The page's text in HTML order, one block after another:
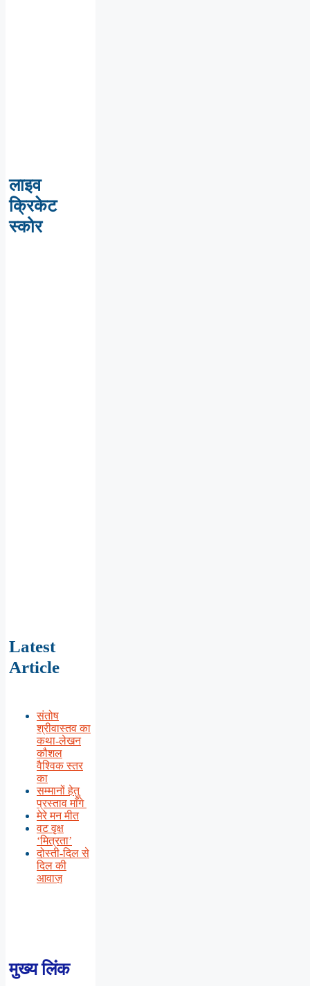
लाइव
क्रिकेट
स्कोर
Latest
Article
संतोष
श्रीवास्तव का
कथा-लेखन
कौशल
वैश्विक स्तर
का
सम्मानों हेतु
प्रस्ताव माँगे
मेरे मन मीत
वट वृक्ष
‘मित्रता’
दोस्ती-दिल से
दिल की
आवाज़
मुख्य लिंक